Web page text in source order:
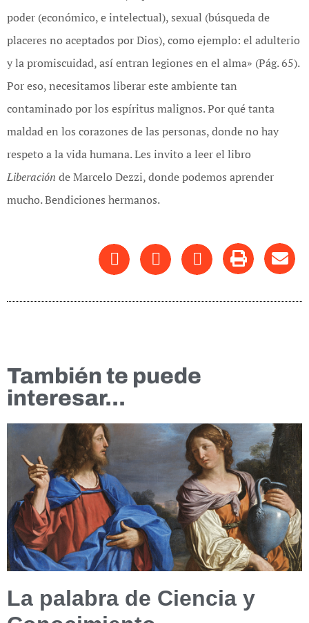
poder (económico, e intelectual), sexual (búsqueda de
placeres no aceptados por Dios), como ejemplo: el adulterio
y la promiscuidad, así entran legiones en el alma» (Pág. 65).
Por eso, necesitamos liberar este ambiente tan
contaminado por los espíritus malignos. Por qué tanta
maldad en los corazones de las personas, donde no hay
respeto a la vida humana. Les invito a leer el libro
Liberación de Marcelo Dezzi, donde podemos aprender
mucho. Bendiciones hermanos.
También te puede
interesar...
La palabra de Ciencia y